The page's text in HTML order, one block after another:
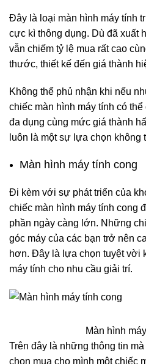
Đây là loại màn hình máy tính
cực kì thông dụng. Dù đã xuất
vẫn chiếm tỷ lệ mua rất cao
thước, thiết kế đến giá thành
Không thể phủ nhận khi nếu
chiếc màn hình máy tính có
đa dụng cùng mức giá thành
luôn là một sự lựa chọn không
Màn hình máy tính cong
Đi kèm với sự phát triển của
chiếc màn hình máy tính cong
phần ngày càng lớn. Những
góc máy của các bạn trở nên
hơn. Đây là lựa chọn tuyệt vời
máy tính cho nhu cầu giải trí.
Màn hình
Trên đây là những thông tin
chọn mua cho mình một chiếc